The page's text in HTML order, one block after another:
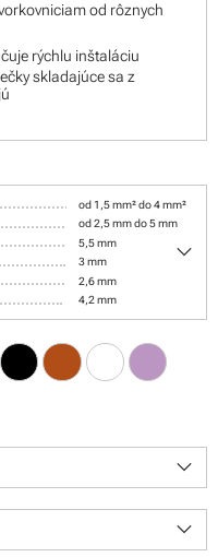
od rôznych
rýchlu inštaláciu
skladajúce sa z
od 1,5 mm² do 4 mm²
od 2,5 mm do 5 mm
5,5 mm
3 mm
2,6 mm
4,2 mm
keyboard_arrow_down
keyboard_arrow_down
keyboard_arrow_down